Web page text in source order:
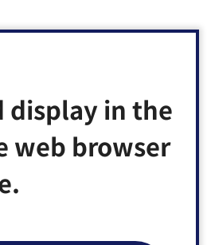
display in the
web browser